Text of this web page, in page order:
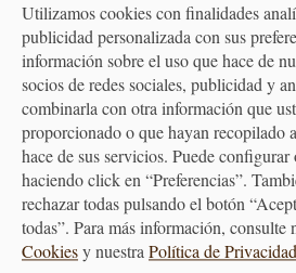
Limpieza Lavado a
Diámetro 26 cm
OPINIONES DEL
¿Ya tienes este producto? ayuda a
tu experiencia.
¡Escribe tu
Utilizamos cookies con finalidades
publicidad personalizada con sus
información sobre el uso que hace de
socios de redes sociales, publicidad y
combinarla con otra información que
proporcionado o que hayan recopilado
hace de sus servicios. Puede
haciendo click en “Preferencias”.
rechazar todas pulsando el botón
todas”. Para más información, consulte
Cookiesy nuestraPolítica de Privacidad